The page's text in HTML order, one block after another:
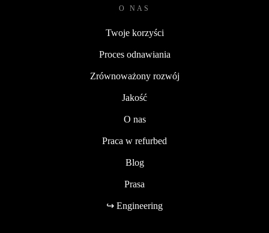
O NAS
Twoje korzyści
Proces odnawiania
Zrównoważony rozwój
Jakość
O nas
Praca w refurbed
Blog
Prasa
↪ Engineering